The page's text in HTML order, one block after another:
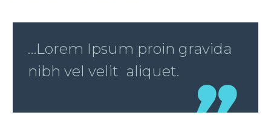
…Lorem Ipsum proin gravida
nibh vel velit aliquet.